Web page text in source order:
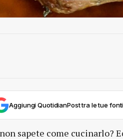
Aggiungi QuotidianPost tra le tue
sapete come cucinarlo?